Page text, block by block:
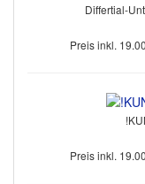
Differtial-
Preis inkl.
Preis inkl.